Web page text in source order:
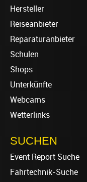
Hersteller
Reiseanbieter
Reparaturanbieter
Schulen
Shops
Unterkünfte
Webcams
Wetterlinks
SUCHEN
Event Report Suche
Fahrtechnik-Suche